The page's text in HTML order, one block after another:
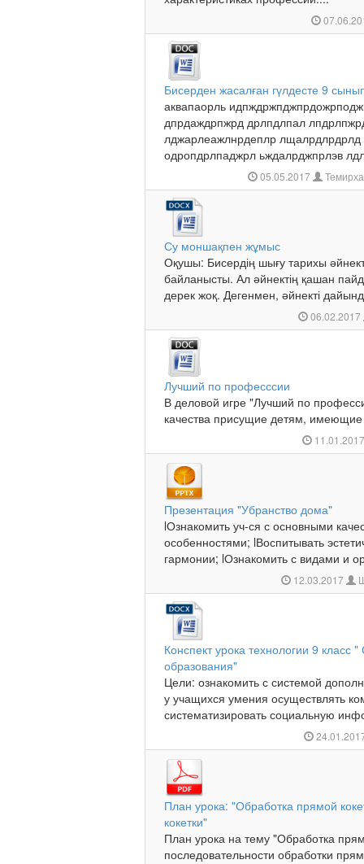
Бисерден жасалған гүлдесте 9
аквапаорль
дпрдаждрпжрд дрлпдлпал
лджарлеажлнрдеплр
одропдрлпаджрл ьждалрджпрлэв
05.05.2017
Су моншақпен жұмыс
Оқушы: Бисердің шығу тарихы
байланысты. Ал әйнектің қашан
дерек жоқ. Дегенмен, әйнекті
06.02.2017
Лучший по професссии
В деловой игре "Лучший по
качества присущие детям,
Презентация "Убранство дома"
lОзнакомить уч-ся с основными
особенностями; lВоспитывать
гармонии; lОзнакомить с видами и
12.03.2017
Конспект урока технологии 9 класс
образования"
Цели: ознакомить с системой
у учащихся умения осу­ществлять
систематизировать социальную
План урока: "Обработка прямой
кокетки"
План урока на тему "Обработка
последовательности обработки